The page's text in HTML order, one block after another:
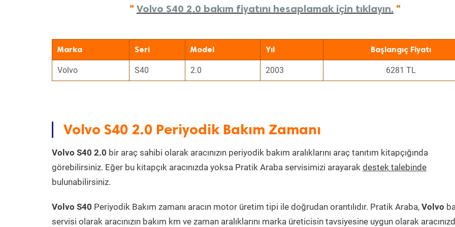
" Volvo S40 2.0 bakım fiyatını hesaplamak için tıklayın. "
Marka Seri Model Yıl Başlangıç Fiyatı
Volvo S40 2.0 2003 6281 TL
Volvo S40 2.0 Periyodik Bakım Zamanı
Volvo S40 2.0 bir araç sahibi olarak aracınızın periyodik bakım aralıklarını araç tanıtım kitapçığında
görebilirsiniz. Eğer bu kitapçık aracınızda yoksa Pratik Araba servisimizi arayarak destek talebinde
bulunabilirsiniz.
Volvo S40 Periyodik Bakım zamanı aracın motor üretim tipi ile doğrudan orantılıdır. Pratik Araba, Volvo
servisi olarak aracınızın bakım km ve zaman aralıklarını marka üreticisin tavsiyesine uygun olarak